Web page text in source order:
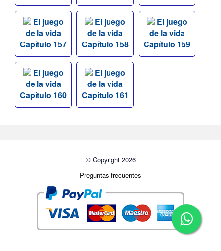
El juego
de la vida
Capítulo 157
El juego
de la vida
Capítulo 158
El juego
de la vida
Capítulo 159
El juego
de la vida
Capítulo 160
El juego
de la vida
Capítulo 161
© Copyright 2026
Preguntas frecuentes